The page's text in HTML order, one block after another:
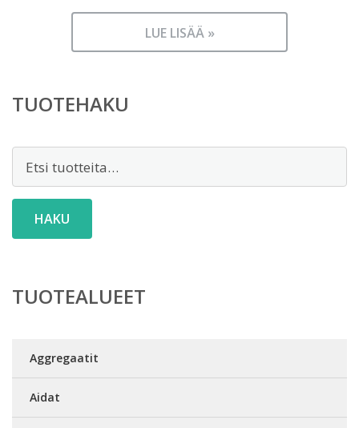
LUE LISÄÄ »
TUOTEHAKU
HAKU
TUOTEALUEET
Aggregaatit
Aidat